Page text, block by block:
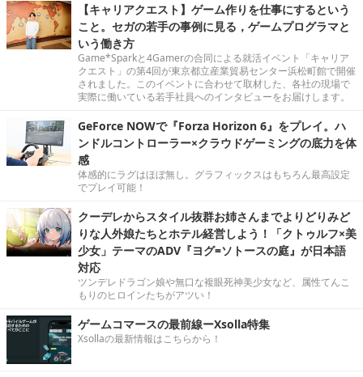
【キャリアクエスト】ゲーム作りを仕事にするという
こと。セガの若手の事例に見る，ゲームプログラマと
いう働き方
Game*Sparkと4Gamerの合同による就活イベント「キャリア
クエスト」の第4回が東京都立産業貿易センター浜松町館で開催
されました。このイベントに合わせて取材した、各社の現場で
実際に働いている若手社員へのインタビューをお届けします。
GeForce NOWで『Forza Horizon 6』をプレイ。ハ
ンドルコントローラー×クラウドゲーミングの底力を体
感
体感的にラグはほぼ無し。グラフィックスはもちろん最高設定
でプレイ可能！
クーデレからスタイル抜群お姉さんまでよりどりみど
りな人外娘たちとホテル経営しよう！「クトゥルフ×美
少女」テーマのADV『ヨグ=ソトースの庭』が日本語
対応
ツンデレドラゴン娘や無口な複眼死神美少女など、属性てんこ
もりのヒロインたちがアツい！
ゲームコマースの最前線ーXsolla特集
Xsollaの最新情報はこちらから！